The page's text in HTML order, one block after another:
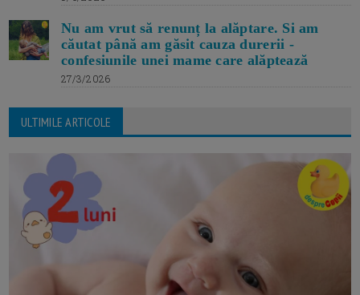
Nu am vrut să renunț la alăptare. Si am
căutat până am găsit cauza durerii -
confesiunile unei mame care alăptează
27/3/2026
ULTIMILE ARTICOLE